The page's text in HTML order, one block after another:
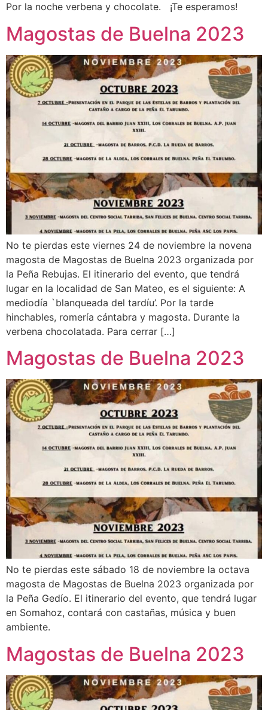
Por la noche verbena y chocolate. ¡Te esperamos!
Magostas de Buelna 2023
No te pierdas este viernes 24 de noviembre la novena
magosta de Magostas de Buelna 2023 organizada por
la Peña Rebujas. El itinerario del evento, que tendrá
lugar en la localidad de San Mateo, es el siguiente: A
mediodía `blanqueada del tardíu’. Por la tarde
hinchables, romería cántabra y magosta. Durante la
verbena chocolatada. Para cerrar […]
Magostas de Buelna 2023
No te pierdas este sábado 18 de noviembre la octava
magosta de Magostas de Buelna 2023 organizada por
la Peña Gedío. El itinerario del evento, que tendrá lugar
en Somahoz, contará con castañas, música y buen
ambiente.
Magostas de Buelna 2023